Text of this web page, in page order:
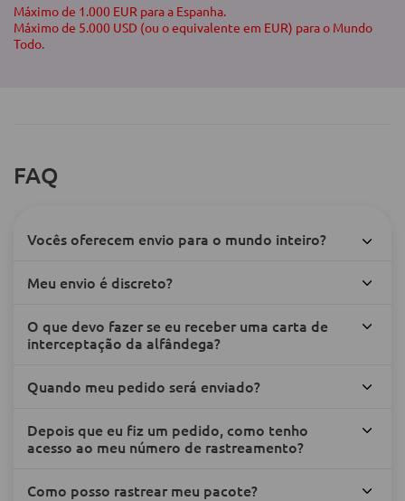
Máximo de 1.000 EUR para a Espanha.
Máximo de 5.000 USD (ou o equivalente em EUR) para o Mundo
Todo.
FAQ
Vocês oferecem envio para o mundo inteiro?
Meu envio é discreto?
O que devo fazer se eu receber uma carta de
interceptação da alfândega?
Quando meu pedido será enviado?
Depois que eu fiz um pedido, como tenho
acesso ao meu número de rastreamento?
Como posso rastrear meu pacote?